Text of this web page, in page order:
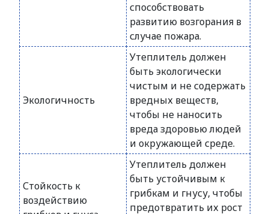
способствовать
развитию возгорания в
случае пожара.
Экологичность
Утеплитель должен
быть экологически
чистым и не содержать
вредных веществ,
чтобы не наносить
вреда здоровью людей
и окружающей среде.
Стойкость к
воздействию
Утеплитель должен
быть устойчивым к
грибкам и гнусу, чтобы
предотвратить их рост